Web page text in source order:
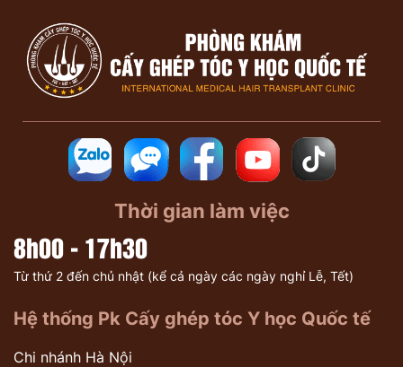
Thời gian làm việc
8h00 - 17h30
Từ thứ 2 đến chủ nhật (kể cả ngày các ngày nghỉ Lễ, Tết)
Hệ thống Pk Cấy ghép tóc Y học Quốc tế
Chi nhánh Hà Nội